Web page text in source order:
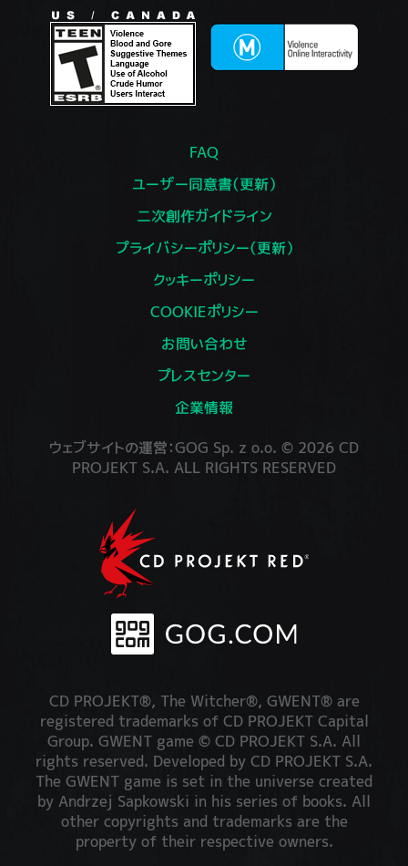
FAQ
ユーザー同意書（更新）
二次創作ガイドライン
プライバシーポリシー（更新）
クッキーポリシー
COOKIEポリシー
お問い合わせ
プレスセンター
企業情報
ウェブサイトの運営：GOG Sp. z o.o. © 2026 CD
PROJEKT S.A. ALL RIGHTS RESERVED
CD PROJEKT®, The Witcher®, GWENT® are
registered trademarks of CD PROJEKT Capital
Group. GWENT game © CD PROJEKT S.A. All
rights reserved. Developed by CD PROJEKT S.A.
The GWENT game is set in the universe created
by Andrzej Sapkowski in his series of books. All
other copyrights and trademarks are the
property of their respective owners.